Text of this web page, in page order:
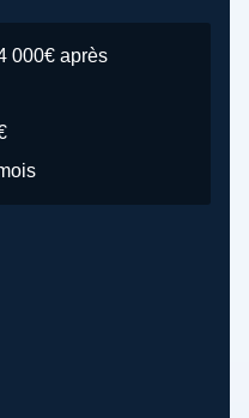
000€ après